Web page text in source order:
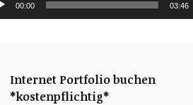
00:00 03:46
Internet Portfolio buchen
*kostenpflichtig*